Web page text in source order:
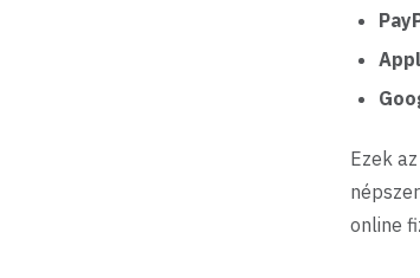
Ezek
online